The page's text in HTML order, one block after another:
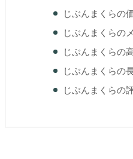
じぶんまくらの
じぶんまくらの
じぶんまくらの
じぶんまくらの
じぶんまくらの